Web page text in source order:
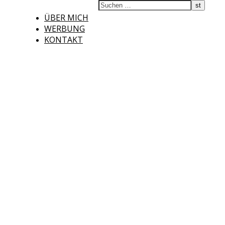
ÜBER MICH
WERBUNG
KONTAKT